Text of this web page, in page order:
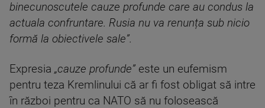
binecunoscutele cauze profunde care au condus la
actuala confruntare. Rusia nu va renunța sub nicio
formă la obiectivele sale”.
Expresia „cauze profunde” este un eufemism
pentru teza Kremlinului că ar fi fost obligat să intre
în război pentru ca NATO să nu folosească